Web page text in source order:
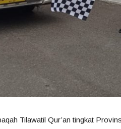
Tilawatil Qur’an tingkat